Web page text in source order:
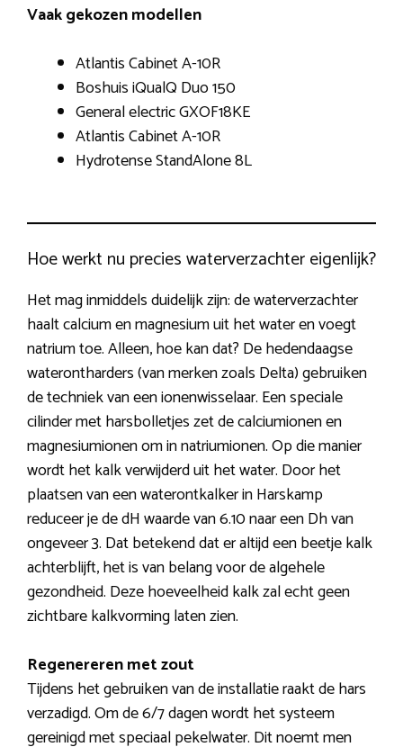
Vaak gekozen modellen
Atlantis Cabinet A-10R
Boshuis iQualQ Duo 150
General electric GXOF18KE
Atlantis Cabinet A-10R
Hydrotense StandAlone 8L
Hoe werkt nu precies waterverzachter eigenlijk?
Het mag inmiddels duidelijk zijn: de waterverzachter
haalt calcium en magnesium uit het water en voegt
natrium toe. Alleen, hoe kan dat? De hedendaagse
waterontharders (van merken zoals Delta) gebruiken
de techniek van een ionenwisselaar. Een speciale
cilinder met harsbolletjes zet de calciumionen en
magnesiumionen om in natriumionen. Op die manier
wordt het kalk verwijderd uit het water. Door het
plaatsen van een waterontkalker in Harskamp
reduceer je de dH waarde van 6.10 naar een Dh van
ongeveer 3. Dat betekend dat er altijd een beetje kalk
achterblijft, het is van belang voor de algehele
gezondheid. Deze hoeveelheid kalk zal echt geen
zichtbare kalkvorming laten zien.
Regenereren met zout
Tijdens het gebruiken van de installatie raakt de hars
verzadigd. Om de 6/7 dagen wordt het systeem
gereinigd met speciaal pekelwater. Dit noemt men